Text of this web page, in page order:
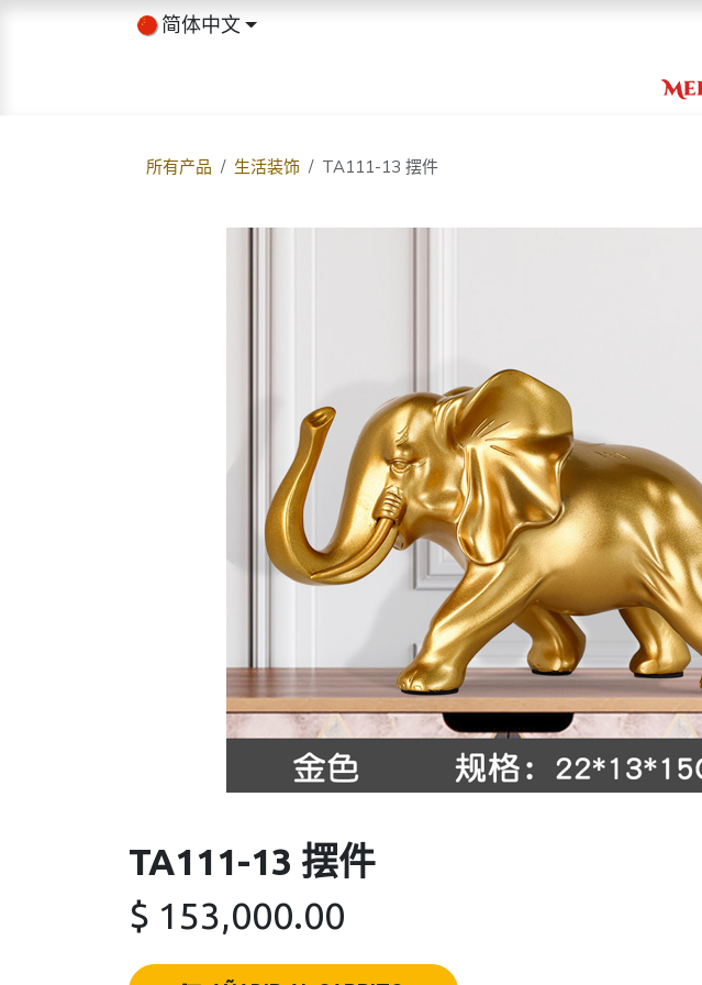
简体中文
所有产品 生活装饰 TA111-13 摆件
TA111-13 摆件
$ 153,000.00